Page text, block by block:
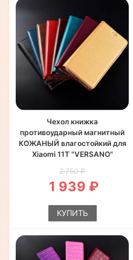
Чехол книжка
противоударный магнитный
КОЖАНЫЙ влагостойкий для
Xiaomi 11T "VERSANO"
2 750 ₽
1 939 ₽
КУПИТЬ